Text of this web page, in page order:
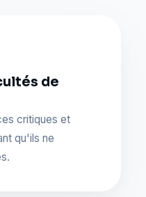
de
critiques et
qu'ils ne